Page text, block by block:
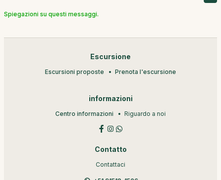
Spiegazioni su questi messaggi.
Escursione
Escursioni proposte Prenota l'escursione
informazioni
Centro informazioni Riguardo a noi
Contatto
Contattaci